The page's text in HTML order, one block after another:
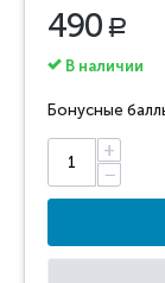
490 Р
В наличии
Бонусные
+
−